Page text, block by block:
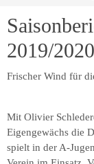
2019/2020
Frischer Wind für
Mit Olivier
Eigengewächs die
spielt in der A-